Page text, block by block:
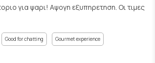
για ψαρι! Αψογη εξυπηρετηση. Οι τιμες
Good for chatting Gourmet experience